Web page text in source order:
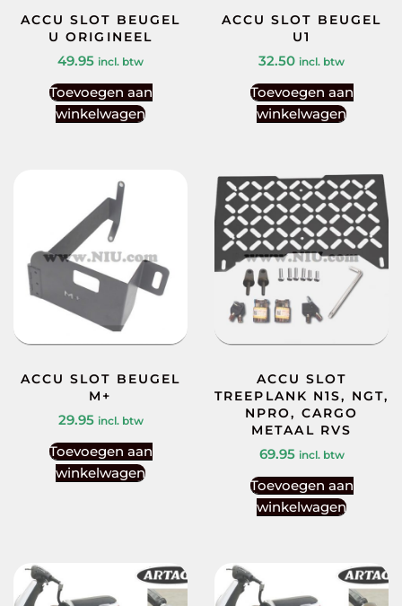
ACCU SLOT BEUGEL
U ORIGINEEL
49.95 incl. btw
Toevoegen aan
winkelwagen
ACCU SLOT BEUGEL
U1
32.50 incl. btw
Toevoegen aan
winkelwagen
ACCU SLOT BEUGEL
M+
29.95 incl. btw
Toevoegen aan
winkelwagen
ACCU SLOT
TREEPLANK N1S, NGT,
NPRO, CARGO
METAAL RVS
69.95 incl. btw
Toevoegen aan
winkelwagen